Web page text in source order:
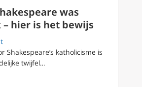
was
hier is het bewijs
Shakespeare’s katholicisme is
twijfel…
William Shakespeare was katholiek –